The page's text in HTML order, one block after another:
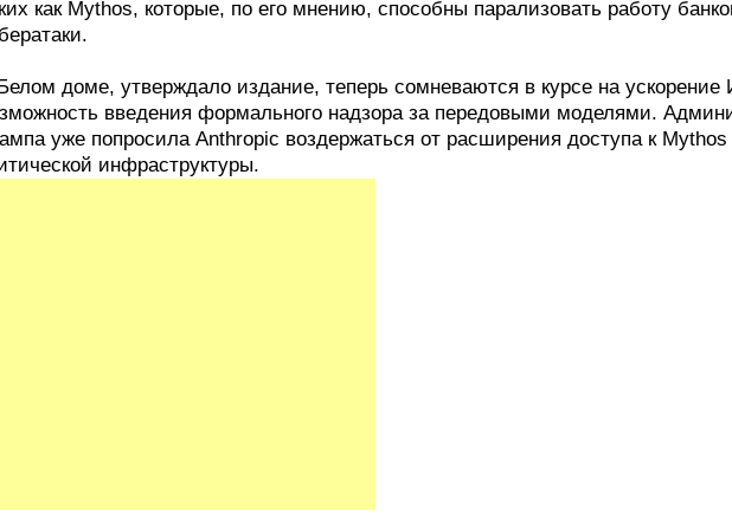
как Mythos, которые, по его мнению, способны парализовать работу
доме, утверждало издание, теперь сомневаются в курсе на
введения формального надзора за передовыми моделями.
уже попросила Anthropic воздержаться от расширения доступа к Mythos
инфраструктуры.